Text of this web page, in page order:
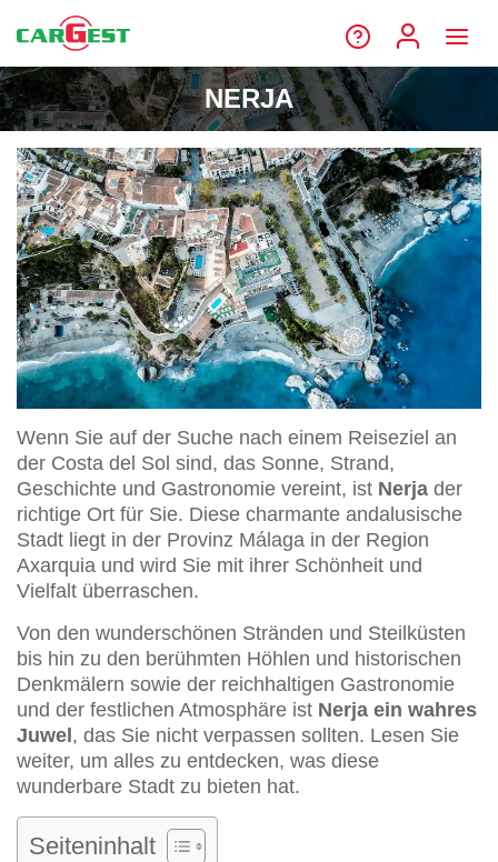
NERJA
Wenn Sie auf der Suche nach einem Reiseziel an
der Costa del Sol sind, das Sonne, Strand,
Geschichte und Gastronomie vereint, ist Nerja der
richtige Ort für Sie. Diese charmante andalusische
Stadt liegt in der Provinz Málaga in der Region
Axarquia und wird Sie mit ihrer Schönheit und
Vielfalt überraschen.
Von den wunderschönen Stränden und Steilküsten
bis hin zu den berühmten Höhlen und historischen
Denkmälern sowie der reichhaltigen Gastronomie
und der festlichen Atmosphäre ist Nerja ein wahres
Juwel , das Sie nicht verpassen sollten. Lesen Sie
weiter, um alles zu entdecken, was diese
wunderbare Stadt zu bieten hat.
Seiteninhalt